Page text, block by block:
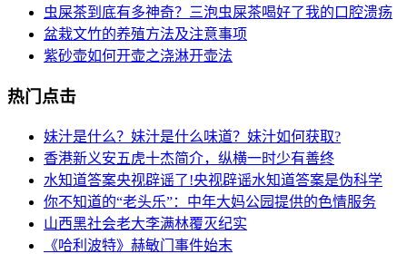
虫屎茶到底有多神奇？三泡虫屎茶喝好了我的口腔溃疡
盆栽文竹的养殖方法及注意事项
紫砂壶如何开壶之浇淋开壶法
热门点击
妹汁是什么？妹汁是什么味道？妹汁如何获取?
香港新义安五虎十杰简介，纵横一时少有善终
水知道答案央视辟谣了!央视辟谣水知道答案是伪科学
你不知道的“老头乐”：中年大妈公园提供的色情服务
山西黑社会老大李满林覆灭纪实
《哈利波特》赫敏门事件始末